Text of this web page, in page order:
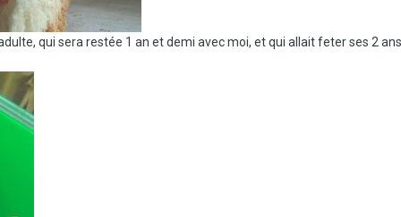
qui sera restée 1 an et demi avec moi, et qui allait feter ses 2